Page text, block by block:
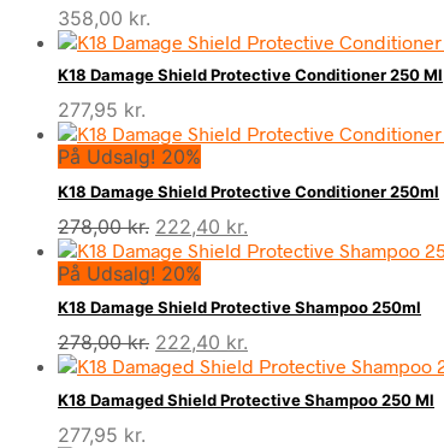
358,00 kr.
K18 Damage Shield Protective Conditioner 250 Ml
277,95 kr.
På Udsalg! 20%
K18 Damage Shield Protective Conditioner 250ml
278,00kr. Den
oprindelige
pris
var:
278,00 kr..
222,40 kr.
aktuelle
er:
222,40 kr..
På Udsalg! 20%
K18 Damage Shield Protective Shampoo 250ml
278,00kr. Den
oprindelige
pris
var:
222,40 kr.
aktuelle
pris
er:
K18 Damaged Shield Protective Shampoo 250 Ml
277,95 kr.